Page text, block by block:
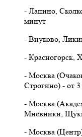
- Лапино,
минут
- Внуково,
- Красногорск,
- Москва
Строгино) - от 3
- Москва
Мнёвники,
- Москва